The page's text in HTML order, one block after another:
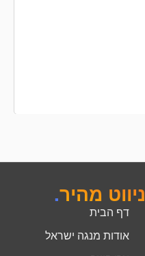
ניווט מהיר.
דף הבית
אודות מנגה ישראל